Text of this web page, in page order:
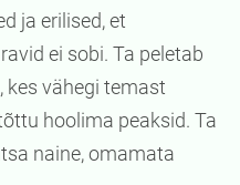
ja erilised, et
ei sobi. Ta peletab
kes vähegi temast
hoolima peaksid. Ta
naine, omamata